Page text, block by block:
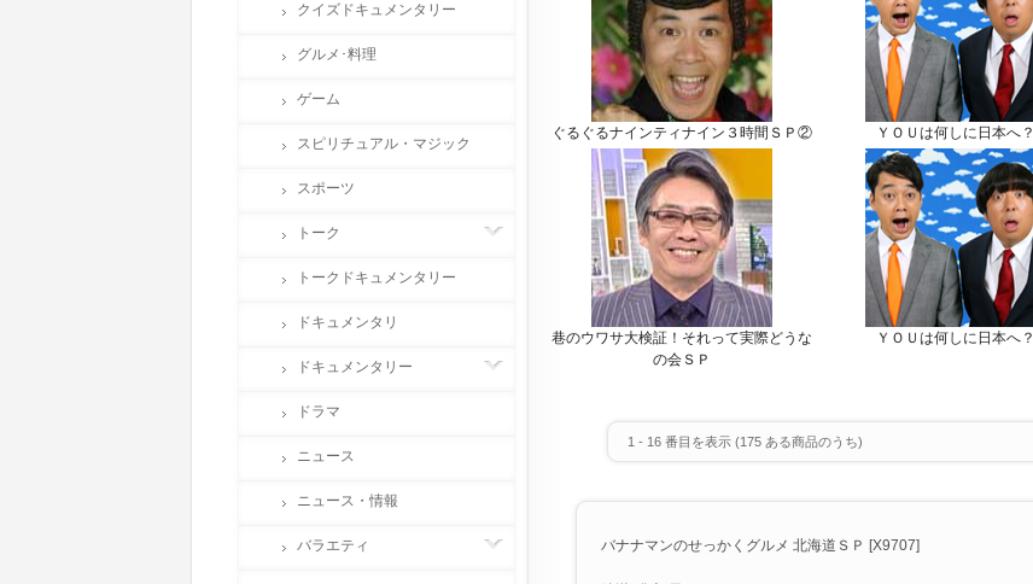
ぐるぐるナインティナイン３時間ＳＰ② ＹＯＵは何しに日本へ？
巷のウワサ大検証！それって実際どうな
の会ＳＰ
ＹＯＵは何しに日本へ？
1 - 16 番目を表示 (175 ある商品のうち)
バナナマンのせっかくグルメ 北海道ＳＰ [X9707]
クイズドキュメンタリー
グルメ･料理
ゲーム
スピリチュアル・マジック
スポーツ
トーク
トークドキュメンタリー
ドキュメンタリ
ドキュメンタリー
ドラマ
ニュース
ニュース・情報
バラエティ